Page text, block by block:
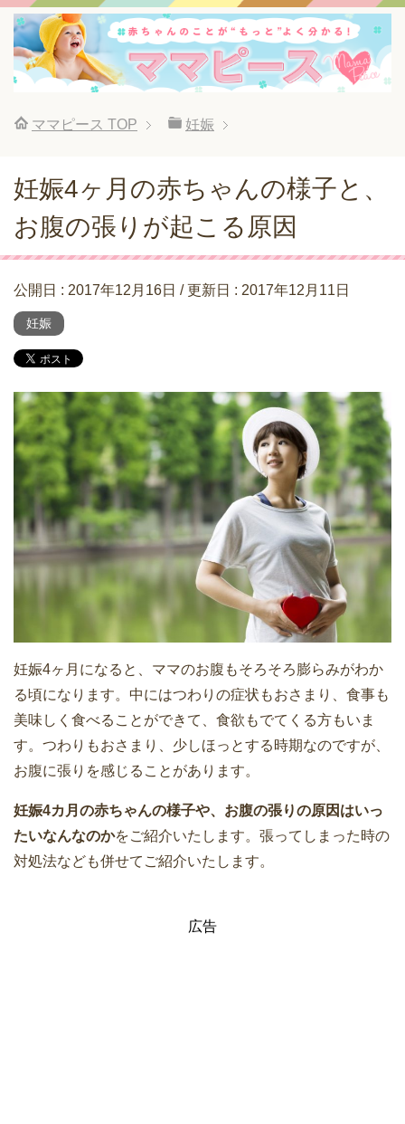
ママピース TOP 妊娠
妊娠4ヶ月の赤ちゃんの様子と、
お腹の張りが起こる原因
公開日 : 2017年12月16日 / 更新日 : 2017年12月11日
妊娠
妊娠4ヶ月になると、ママのお腹もそろそろ膨らみがわか
る頃になります。中にはつわりの症状もおさまり、食事も
美味しく食べることができて、食欲もでてくる方もいま
す。つわりもおさまり、少しほっとする時期なのですが、
お腹に張りを感じることがあります。
妊娠4カ月の赤ちゃんの様子や、お腹の張りの原因はいっ
たいなんなのかをご紹介いたします。張ってしまった時の
対処法なども併せてご紹介いたします。
広告